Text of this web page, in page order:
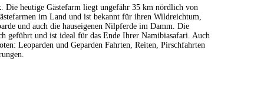
Die heutige Gästefarm liegt ungefähr 35 km nördlich von
im Land und ist bekannt für ihren Wildreichtum,
und auch die hauseigenen Nilpferde im Damm. Die
geführt und ist ideal für das Ende Ihrer Namibiasafari. Auch
Leoparden und Geparden Fahrten, Reiten, Pirschfahrten